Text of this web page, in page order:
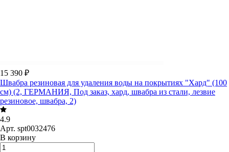
15 390 ₽
Швабра резиновая для удаления воды на покрытиях "Хард" (100
см) (2, ГЕРМАНИЯ, Под заказ, хард, швабра из стали, лезвие
резиновое, швабра, 2)
4.9
Арт. spt0032476
В корзину